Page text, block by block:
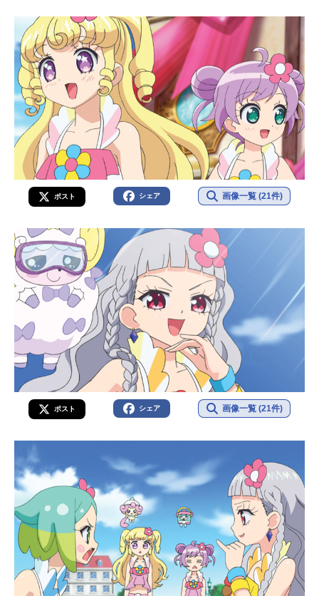
ポスト シェア 画像一覧 (21件)
ポスト シェア 画像一覧 (21件)